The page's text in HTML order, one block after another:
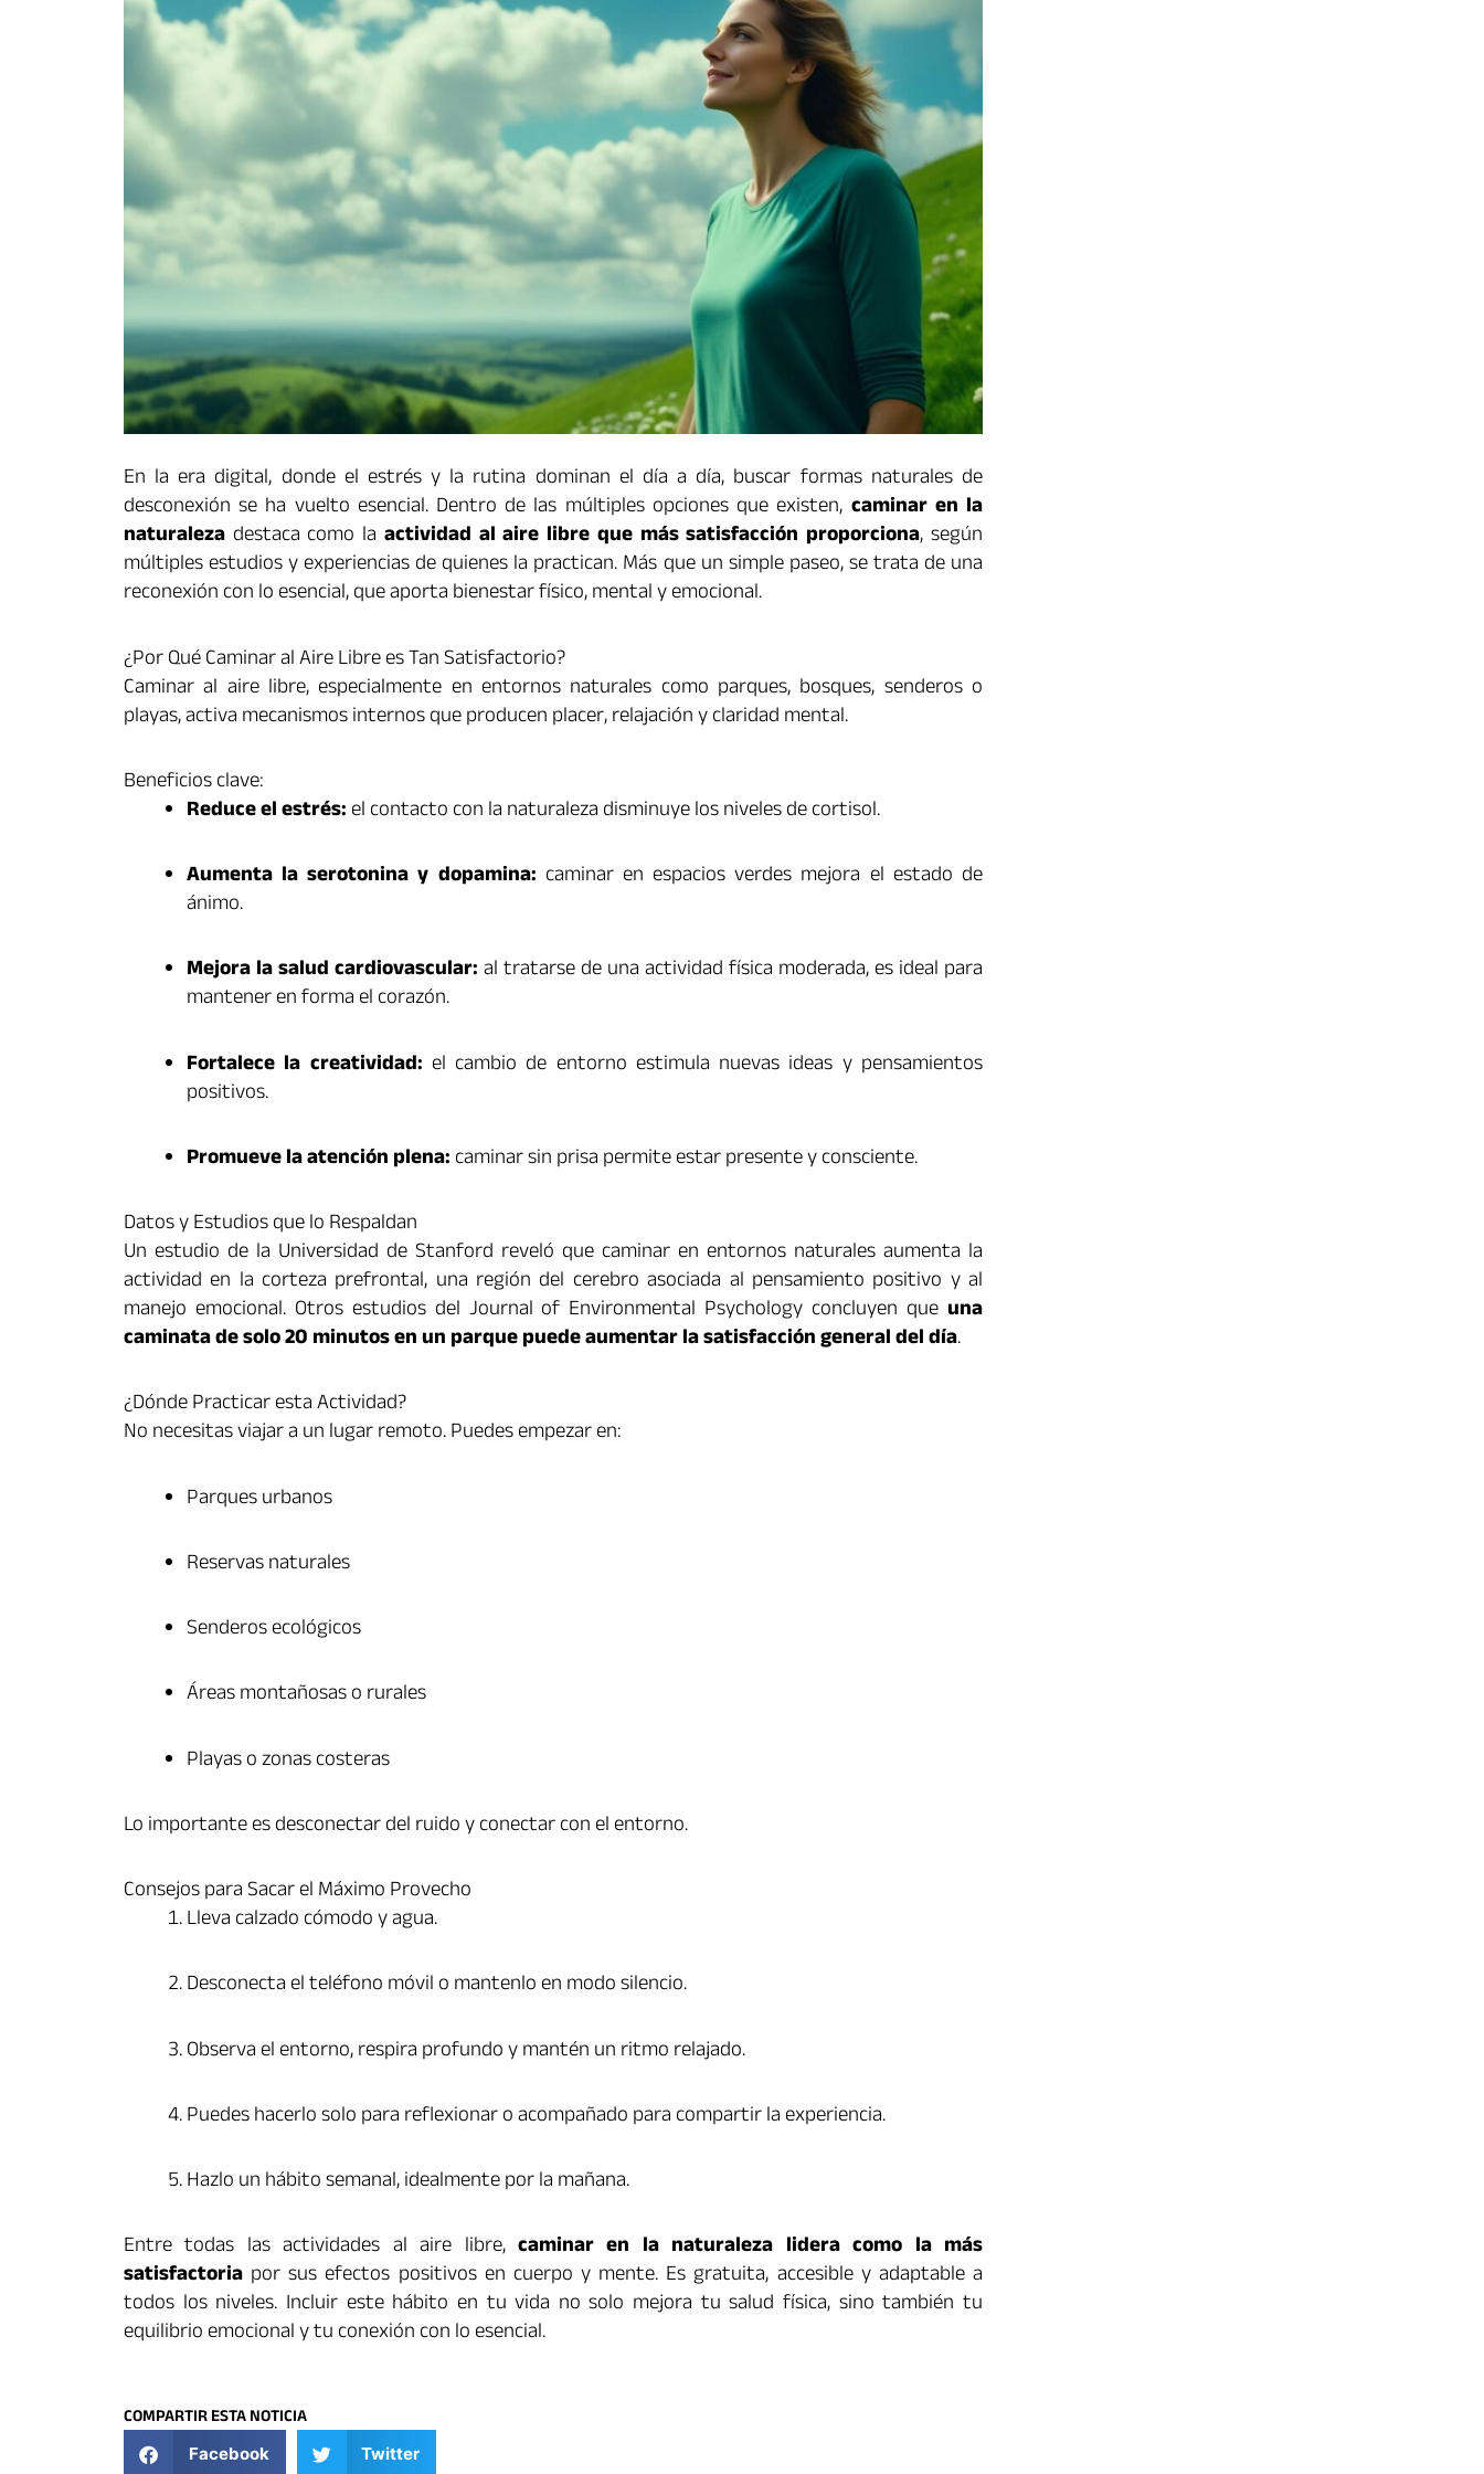
En la era digital, donde el estrés y la rutina dominan el día a día, buscar formas naturales de
desconexión se ha vuelto esencial. Dentro de las múltiples opciones que existen, caminar en la
naturaleza destaca como la actividad al aire libre que más satisfacción proporciona, según
múltiples estudios y experiencias de quienes la practican. Más que un simple paseo, se trata de una
reconexión con lo esencial, que aporta bienestar físico, mental y emocional.
¿Por Qué Caminar al Aire Libre es Tan Satisfactorio?
Caminar al aire libre, especialmente en entornos naturales como parques, bosques, senderos o
playas, activa mecanismos internos que producen placer, relajación y claridad mental.
Beneficios clave:
Reduce el estrés:el contacto con la naturaleza disminuye los niveles de cortisol.
Aumenta la serotonina y dopamina: caminar en espacios verdes mejora el estado de
ánimo.
Mejora la salud cardiovascular:al tratarse de una actividad física moderada, es ideal para
mantener en forma el corazón.
Fortalece la creatividad: el cambio de entorno estimula nuevas ideas y pensamientos
positivos.
Promueve la atención plena:caminar sin prisa permite estar presente y consciente.
Datos y Estudios que lo Respaldan
Un estudio de la Universidad de Stanford reveló que caminar en entornos naturales aumenta la
actividad en la corteza prefrontal, una región del cerebro asociada al pensamiento positivo y al
manejo emocional. Otros estudios del Journal of Environmental Psychology concluyen que una
caminata de solo 20 minutos en un parque puede aumentar la satisfacción general del día.
¿Dónde Practicar esta Actividad?
No necesitas viajar a un lugar remoto. Puedes empezar en:
Parques urbanos
Reservas naturales
Senderos ecológicos
Áreas montañosas o rurales
Playas o zonas costeras
Lo importante es desconectar del ruido y conectar con el entorno.
Consejos para Sacar el Máximo Provecho
Lleva calzado cómodo y agua.
Desconecta el teléfono móvil o mantenlo en modo silencio.
Observa el entorno, respira profundo y mantén un ritmo relajado.
Puedes hacerlo solo para reflexionar o acompañado para compartir la experiencia.
Hazlo un hábito semanal, idealmente por la mañana.
Entre todas las actividades al aire libre, caminar en la naturaleza lidera como la más
satisfactoria por sus efectos positivos en cuerpo y mente. Es gratuita, accesible y adaptable a
todos los niveles. Incluir este hábito en tu vida no solo mejora tu salud física, sino también tu
equilibrio emocional y tu conexión con lo esencial.
COMPARTIR ESTA NOTICIA
Facebook Twitter